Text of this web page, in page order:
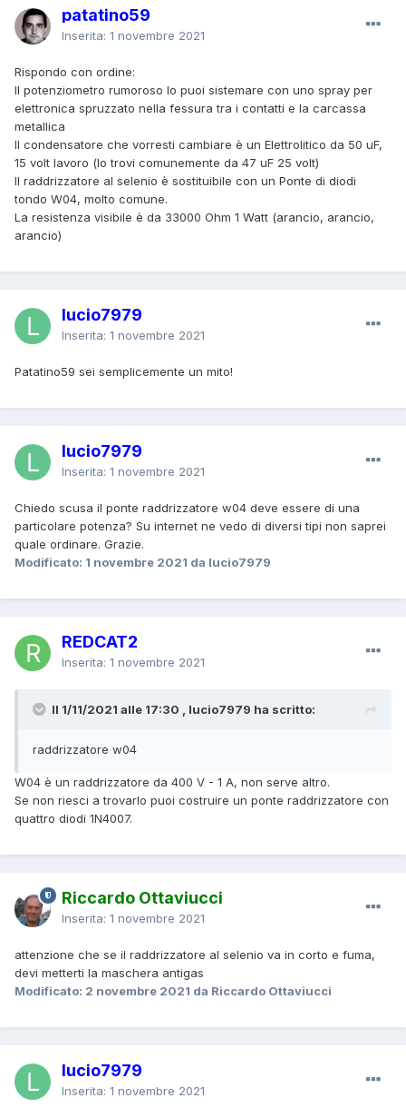
patatino59
Inserita: 1 novembre 2021
Rispondo con ordine:
Il potenziometro rumoroso lo puoi sistemare con uno spray per
elettronica spruzzato nella fessura tra i contatti e la carcassa
metallica
Il condensatore che vorresti cambiare è un Elettrolitico da 50 uF,
15 volt lavoro (lo trovi comunemente da 47 uF 25 volt)
Il raddrizzatore al selenio è sostituibile con un Ponte di diodi
tondo W04, molto comune.
La resistenza visibile è da 33000 Ohm 1 Watt (arancio, arancio,
arancio)
lucio7979
Inserita: 1 novembre 2021
Patatino59 sei semplicemente un mito!
lucio7979
Inserita: 1 novembre 2021
Chiedo scusa il ponte raddrizzatore w04 deve essere di una
particolare potenza? Su internet ne vedo di diversi tipi non saprei
quale ordinare. Grazie.
Modificato: 1 novembre 2021 da lucio7979
REDCAT2
Inserita: 1 novembre 2021
Il 1/11/2021 alle 17:30 , lucio7979 ha scritto:
raddrizzatore w04
W04 è un raddrizzatore da 400 V - 1 A, non serve altro.
Se non riesci a trovarlo puoi costruire un ponte raddrizzatore con
quattro diodi 1N4007.
Riccardo Ottaviucci
Inserita: 1 novembre 2021
attenzione che se il raddrizzatore al selenio va in corto e fuma,
devi metterti la maschera antigas
Modificato: 2 novembre 2021 da Riccardo Ottaviucci
lucio7979
Inserita: 1 novembre 2021